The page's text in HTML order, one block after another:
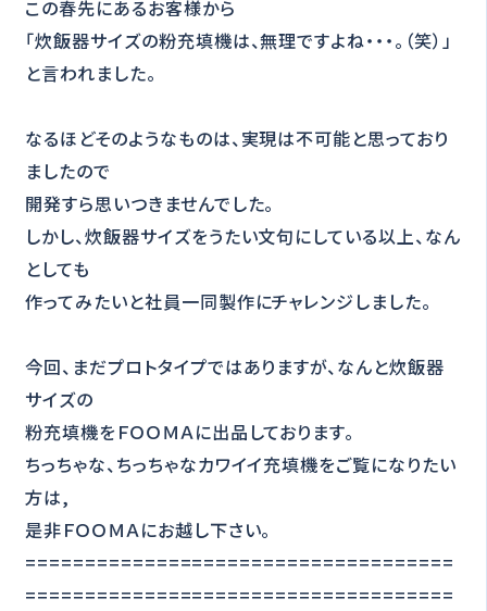
この春先にあるお客様から
「炊飯器サイズの粉充填機は、無理ですよね・・・。（笑）」
と言われました。
なるほどそのようなものは、実現は不可能と思っており
ましたので
開発すら思いつきませんでした。
しかし、炊飯器サイズをうたい文句にしている以上、なん
としても
作ってみたいと社員一同製作にチャレンジしました。
今回、まだプロトタイプではありますが、なんと炊飯器
サイズの
粉充填機をＦＯＯＭＡに出品しております。
ちっちゃな、ちっちゃなカワイイ充填機をご覧になりたい
方は,
是非ＦＯＯＭＡにお越し下さい。
====================================
====================================